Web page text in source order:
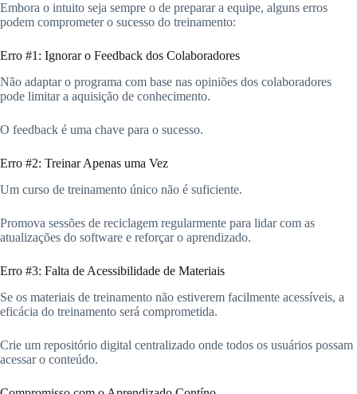
Embora o intuito seja sempre o de preparar a equipe, alguns erros
podem comprometer o sucesso do treinamento:
Erro #1: Ignorar o Feedback dos Colaboradores
Não adaptar o programa com base nas opiniões dos colaboradores
pode limitar a aquisição de conhecimento.
O feedback é uma chave para o sucesso.
Erro #2: Treinar Apenas uma Vez
Um curso de treinamento único não é suficiente.
Promova sessões de reciclagem regularmente para lidar com as
atualizações do software e reforçar o aprendizado.
Erro #3: Falta de Acessibilidade de Materiais
Se os materiais de treinamento não estiverem facilmente acessíveis, a
eficácia do treinamento será comprometida.
Crie um repositório digital centralizado onde todos os usuários possam
acessar o conteúdo.